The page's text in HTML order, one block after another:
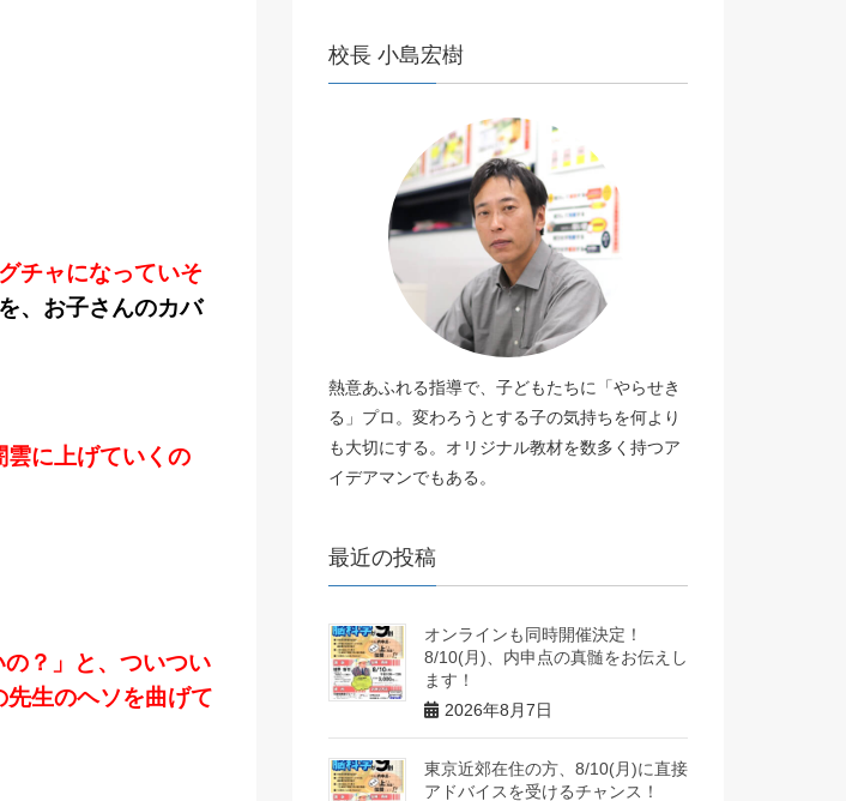
チャになっていそ
、お子さんのカバ
雲に上げていくの
の？」と、ついつい
生のヘソを曲げて
校長 小島宏樹
熱意あふれる指導で、子どもたちに「やらせき
る」プロ。変わろうとする子の気持ちを何より
も大切にする。オリジナル教材を数多く持つア
イデアマンでもある。
最近の投稿
オンラインも同時開催決定！
8/10(月)、内申点の真髄をお伝えし
ます！
2026年8月7日
東京近郊在住の方、8/10(月)に直接
アドバイスを受けるチャンス！